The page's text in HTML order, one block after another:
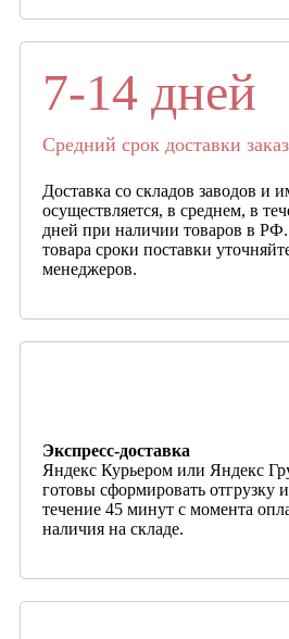
7-14 дней
Средний срок доставки
Доставка со складов заводов и
осуществляется, в среднем, в
дней при наличии товаров в
товара сроки поставки
менеджеров.
Экспресс-доставка
Яндекс Курьером или Яндекс
готовы сформировать отгрузку
течение 45 минут с момента
наличия на складе.